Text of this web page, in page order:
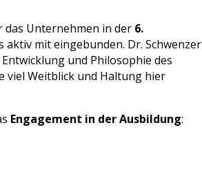
das Unternehmen in der 6.
aktiv mit eingebunden. Dr. Schwenzer
und Philosophie des
viel Weitblick und Haltung hier
Engagement in der Ausbildung: